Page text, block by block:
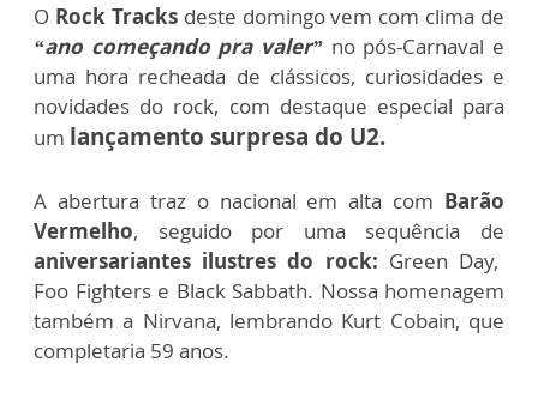
O Rock Tracks deste domingo vem com clima de
“ano começando pra valer” no pós-Carnaval e
uma hora recheada de clássicos, curiosidades e
novidades do rock, com destaque especial para
um lançamento surpresa do U2.
A abertura traz o nacional em alta com Barão
Vermelho, seguido por uma sequência de
aniversariantes ilustres do rock: Green Day,
Foo Fighters e Black Sabbath. Nossa homenagem
também a Nirvana, lembrando Kurt Cobain, que
completaria 59 anos.